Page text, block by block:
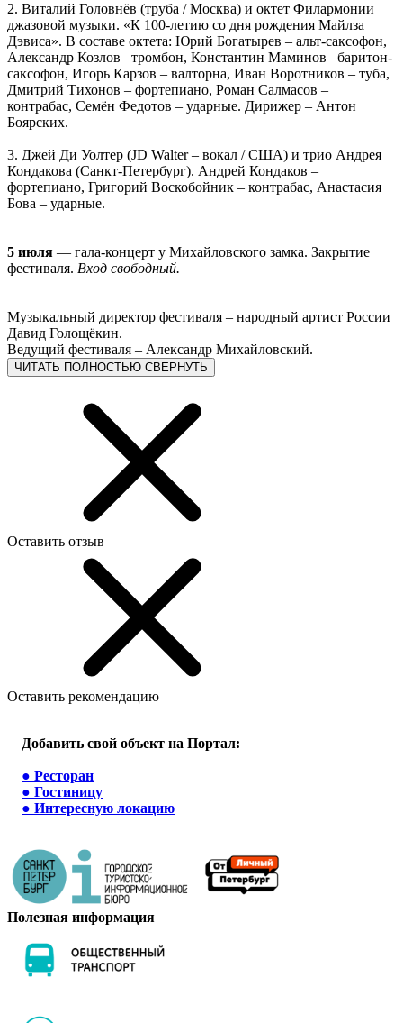
2. Виталий Головнёв (труба / Москва) и октет Филармонии
джазовой музыки. «К 100-летию со дня рождения Майлза
Дэвиса». В составе октета: Юрий Богатырев – альт-саксофон,
Александр Козлов– тромбон, Константин Маминов –баритон-
саксофон, Игорь Карзов – валторна, Иван Воротников – туба,
Дмитрий Тихонов – фортепиано, Роман Салмасов –
контрабас, Семён Федотов – ударные. Дирижер – Антон
Боярских.
3. Джей Ди Уолтер (JD Walter – вокал / США) и трио Андрея
Кондакова (Санкт-Петербург). Андрей Кондаков –
фортепиано, Григорий Воскобойник – контрабас, Анастасия
Бова – ударные.
5 июля — гала-концерт у Михайловского замка. Закрытие
фестиваля. Вход свободный.
Музыкальный директор фестиваля – народный артист России
Давид Голощёкин.
Ведущий фестиваля – Александр Михайловский.
ЧИТАТЬ ПОЛНОСТЬЮ СВЕРНУТЬ
Оставить отзыв
Оставить рекомендацию
Добавить свой объект на Портал:
● Ресторан
● Гостиницу
● Интересную локацию
Полезная информация